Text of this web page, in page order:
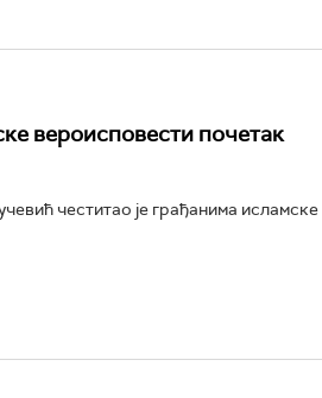
вероисповести почетак
честитао је грађанима исламске